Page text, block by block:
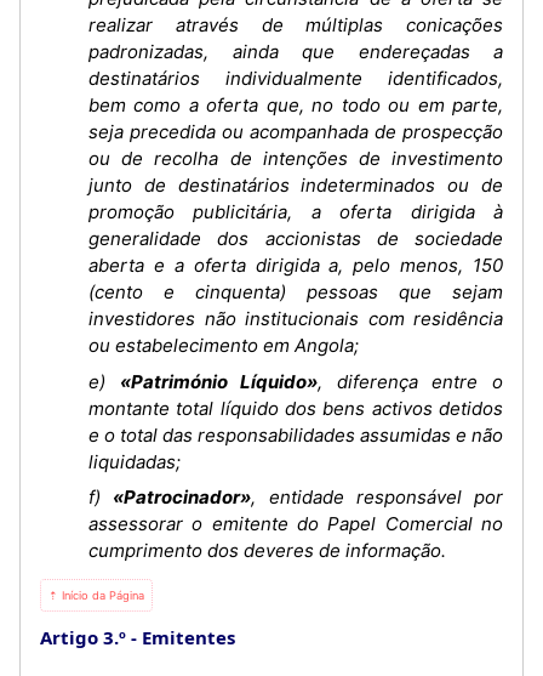
realizar através de múltiplas conicações
padronizadas, ainda que endereçadas a
destinatários individualmente identificados,
bem como a oferta que, no todo ou em parte,
seja precedida ou acompanhada de prospecção
ou de recolha de intenções de investimento
junto de destinatários indeterminados ou de
promoção publicitária, a oferta dirigida à
generalidade dos accionistas de sociedade
aberta e a oferta dirigida a, pelo menos, 150
(cento e cinquenta) pessoas que sejam
investidores não institucionais com residência
ou estabelecimento em Angola;
e) «Património Líquido», diferença entre o
montante total líquido dos bens activos detidos
e o total das responsabilidades assumidas e não
liquidadas;
f) «Patrocinador», entidade responsável por
assessorar o emitente do Papel Comercial no
cumprimento dos deveres de informação.
⇡ Início da Página
Artigo 3.º Emitentes